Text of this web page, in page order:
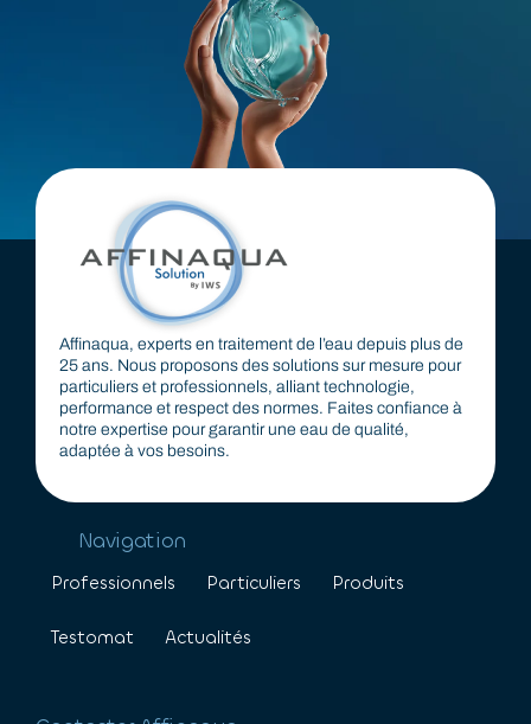
Affinaqua, experts en traitement de l’eau depuis plus de
25 ans. Nous proposons des solutions sur mesure pour
particuliers et professionnels, alliant technologie,
performance et respect des normes. Faites confiance à
notre expertise pour garantir une eau de qualité,
adaptée à vos besoins.
Navigation
Professionnels Particuliers Produits
Testomat Actualités